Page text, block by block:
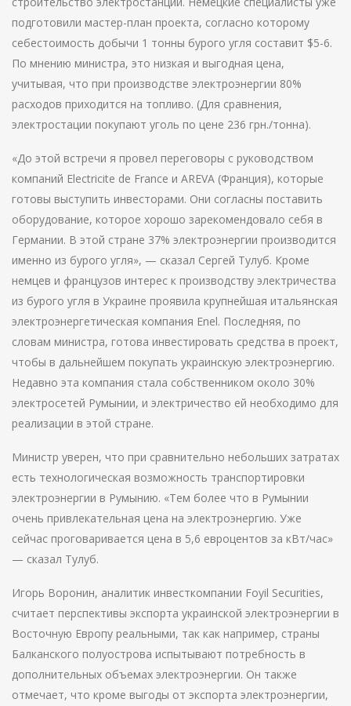
подготовили мастер-план проекта, согласно которому
себестоимость добычи 1 тонны бурого угля составит $5-6.
По мнению министра, это низкая и выгодная цена,
учитывая, что при производстве электроэнергии 80%
расходов приходится на топливо. (Для сравнения,
электростации покупают уголь по цене 236 грн./тонна).
«До этой встречи я провел переговоры с руководством
компаний Electricite de France и AREVA (Франция), которые
готовы выступить инвесторами. Они согласны поставить
оборудование, которое хорошо зарекомендовало себя в
Германии. В этой стране 37% электроэнергии производится
именно из бурого угля», — сказал Сергей Тулуб. Кроме
немцев и французов интерес к производству электричества
из бурого угля в Украине проявила крупнейшая итальянская
электроэнергетическая компания Enel. Последняя, по
словам министра, готова инвестировать средства в проект,
чтобы в дальнейшем покупать украинскую электроэнергию.
Недавно эта компания стала собственником около 30%
электросетей Румынии, и электричество ей необходимо для
реализации в этой стране.
Министр уверен, что при сравнительно небольших затратах
есть технологическая возможность транспортировки
электроэнергии в Румынию. «Тем более что в Румынии
очень привлекательная цена на электроэнергию. Уже
сейчас проговаривается цена в 5,6 евроцентов за кВт/час»
— сказал Тулуб.
Игорь Воронин, аналитик инвесткомпании Foyil Securities,
считает перспективы экспорта украинской электроэнергии в
Восточную Европу реальными, так как например, страны
Балканского полуострова испытывают потребность в
дополнительных объемах электроэнергии. Он также
отмечает, что кроме выгоды от экспорта электроэнергии,